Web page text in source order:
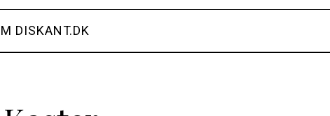
DISKANT.DK